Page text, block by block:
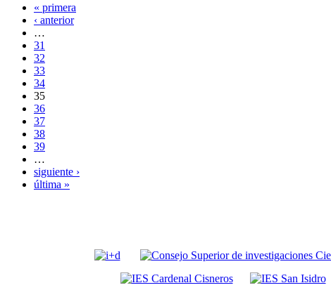
« primera
‹ anterior
…
31
32
33
34
35
36
37
38
39
…
siguiente ›
última »